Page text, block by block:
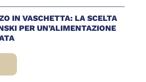
IN VASCHETTA: LA SCELTA
PER UN’ALIMENTAZIONE
IN VASCHETTA: LA